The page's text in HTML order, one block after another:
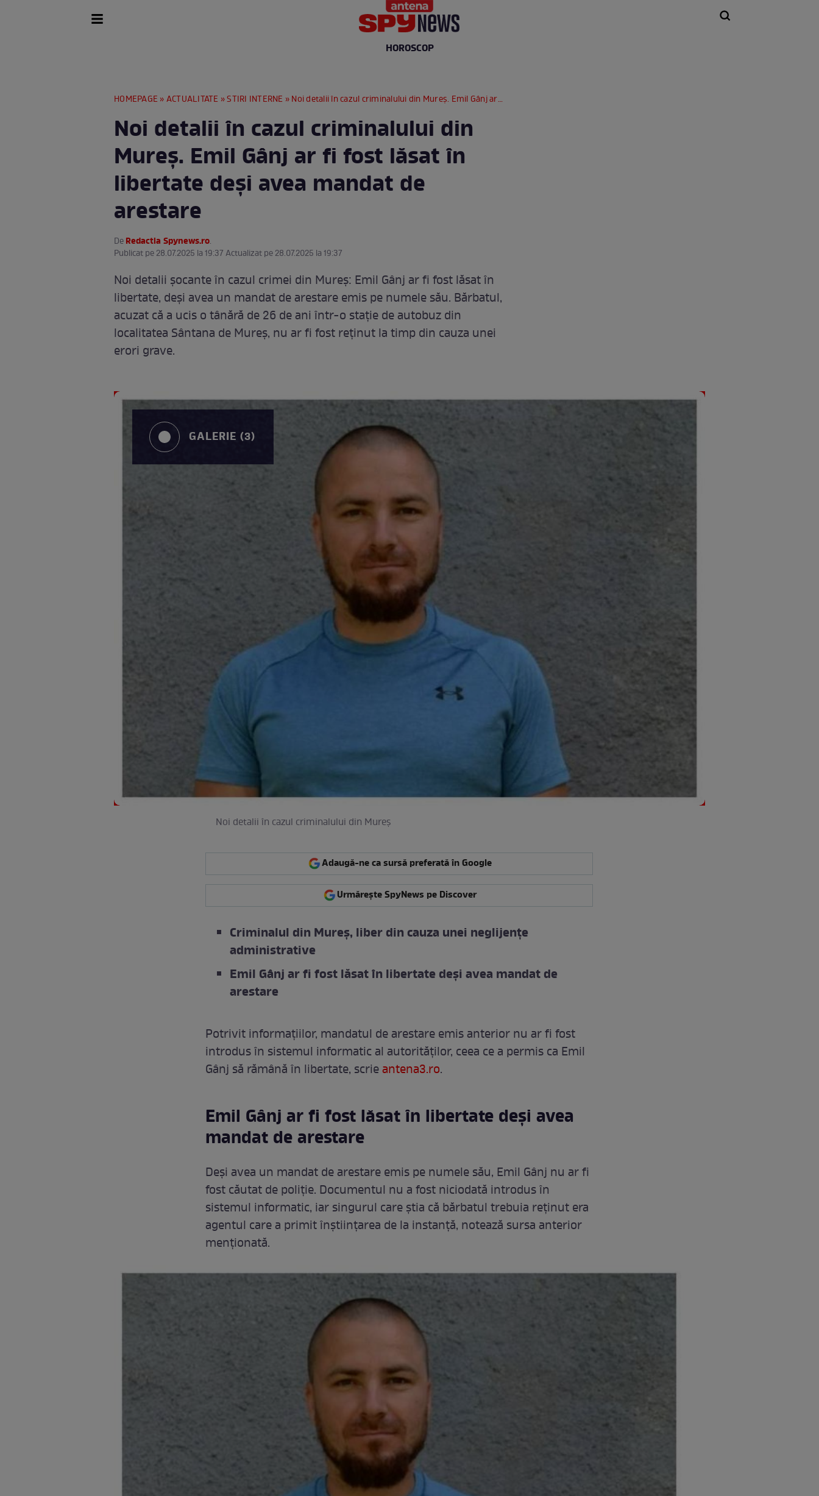
HOROSCOP
HOMEPAGE »ACTUALITATE »STIRI INTERNE » Noi detalii în cazul criminalului din Mureș. Emil Gânj ar fi fost lăsat în libertate deși avea mandat de arestare
Noi detalii în cazul criminalului din
Mureș. Emil Gânj ar fi fost lăsat în
libertate deși avea mandat de
arestare
DeRedactia Spynews.ro.
Publicat pe 28.07.2025 la 19:37 Actualizat pe 28.07.2025 la 19:37
Noi detalii șocante în cazul crimei din Mureș: Emil Gânj ar fi fost lăsat în
libertate, deși avea un mandat de arestare emis pe numele său. Bărbatul,
acuzat că a ucis o tânără de 26 de ani într-o stație de autobuz din
localitatea Sântana de Mureș, nu ar fi fost reținut la timp din cauza unei
erori grave.
GALERIE (3)
Noi detalii în cazul criminalului din Mureș
Adaugă-ne ca sursă preferată în Google
Urmărește SpyNews pe Discover
Criminalul din Mureș, liber din cauza unei neglijențe
administrative
Emil Gânj ar fi fost lăsat în libertate deși avea mandat de
arestare
Potrivit informațiilor, mandatul de arestare emis anterior nu ar fi fost
introdus în sistemul informatic al autorităților, ceea ce a permis ca Emil
Gânj să rămână în libertate, scrieantena3.ro.
Emil Gânj ar fi fost lăsat în libertate deși avea
mandat de arestare
Deși avea un mandat de arestare emis pe numele său, Emil Gânj nu ar fi
fost căutat de poliție. Documentul nu a fost niciodată introdus în
sistemul informatic, iar singurul care știa că bărbatul trebuia reținut era
agentul care a primit înștiințarea de la instanță, notează sursa anterior
menționată.